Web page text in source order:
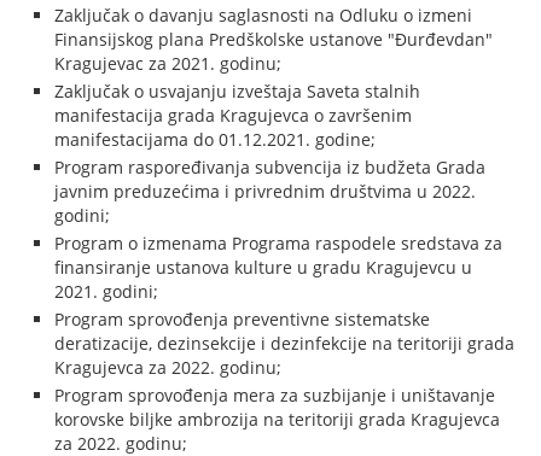
Zaključak o davanju saglasnosti na Odluku o izmeni
Finansijskog plana Predškolske ustanove "Đurđevdan"
Kragujevac za 2021. godinu;
Zaključak o usvajanju izveštaja Saveta stalnih
manifestacija grada Kragujevca o završenim
manifestacijama do 01.12.2021. godine;
Program raspoređivanja subvencija iz budžeta Grada
javnim preduzećima i privrednim društvima u 2022.
godini;
Program o izmenama Programa raspodele sredstava za
finansiranje ustanova kulture u gradu Kragujevcu u
2021. godini;
Program sprovođenja preventivne sistematske
deratizacije, dezinsekcije i dezinfekcije na teritoriji grada
Kragujevca za 2022. godinu;
Program sprovođenja mera za suzbijanje i uništavanje
korovske biljke ambrozija na teritoriji grada Kragujevca
za 2022. godinu;